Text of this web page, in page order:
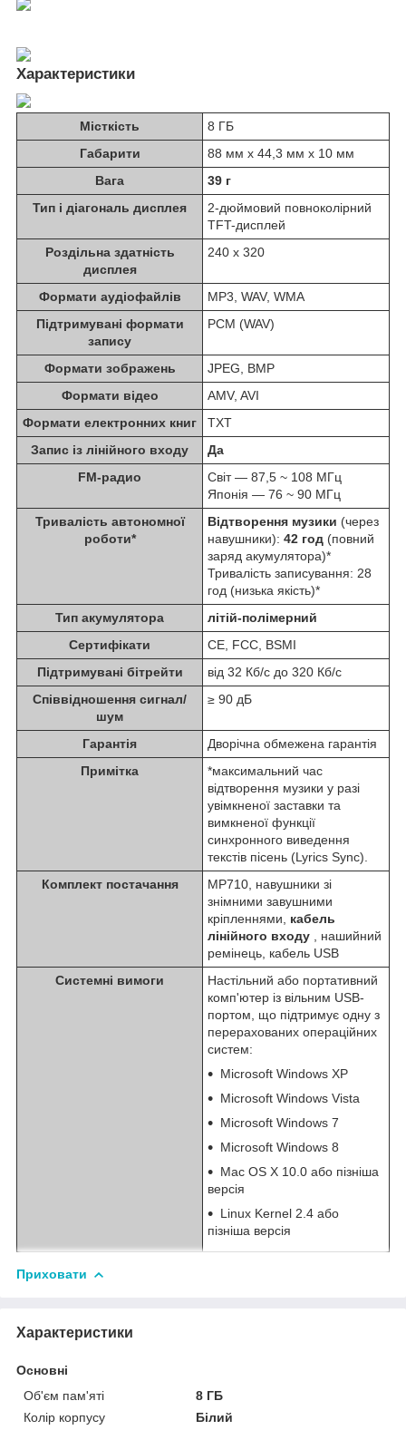
Характеристики
Місткість
8 ГБ
Габарити
88 мм x 44,3 мм x 10 мм
Вага
39 г
Тип і діагональ дисплея
2-дюймовий повноколірний
TFT-дисплей
Роздільна здатність
дисплея
240 x 320
Формати аудіофайлів
MP3, WAV, WMA
Підтримувані формати
запису
PCM (WAV)
Формати зображень
JPEG, BMP
Формати відео
AMV, AVI
Формати електронних книг
TXT
Запис із лінійного входу
Да
FM-радио
Світ — 87,5 ~ 108 МГц
Японія — 76 ~ 90 МГц
Тривалість автономної
роботи*
Відтворення музики (через
навушники): 42 год (повний
заряд акумулятора)*
Тривалість записування: 28
год (низька якість)*
Тип акумулятора
літій-полімерний
Сертифікати
CE, FCC, BSMI
Підтримувані бітрейти
від 32 Кб/с до 320 Кб/с
Співвідношення сигнал/
шум
≥ 90 дБ
Гарантія
Дворічна обмежена гарантія
Примітка
*максимальний час
відтворення музики у разі
увімкненої заставки та
вимкненої функції
синхронного виведення
текстів пісень (Lyrics Sync).
Комплект постачання
MP710, навушники зі
знімними завушними
кріпленнями, кабель
лінійного входу , нашийний
ремінець, кабель USB
Системні вимоги
Настільний або портативний
комп'ютер із вільним USB-
портом, що підтримує одну з
перерахованих операційних
систем:
Microsoft Windows XP
Microsoft Windows Vista
Microsoft Windows 7
Microsoft Windows 8
Mac OS X 10.0 або пізніша
версія
Linux Kernel 2.4 або
пізніша версія
Приховати
Характеристики
Основні
Об'єм пам'яті
8 ГБ
Колір корпусу
Білий